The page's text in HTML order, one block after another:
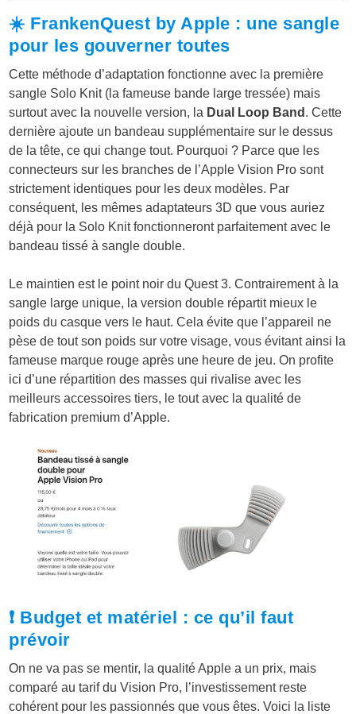
☀️ FrankenQuest by Apple : une sangle
pour les gouverner toutes
Cette méthode d’adaptation fonctionne avec la première
sangle Solo Knit (la fameuse bande large tressée) mais
surtout avec la nouvelle version, la Dual Loop Band . Cette
dernière ajoute un bandeau supplémentaire sur le dessus
de la tête, ce qui change tout. Pourquoi ? Parce que les
connecteurs sur les branches de l’Apple Vision Pro sont
strictement identiques pour les deux modèles. Par
conséquent, les mêmes adaptateurs 3D que vous auriez
déjà pour la Solo Knit fonctionneront parfaitement avec le
bandeau tissé à sangle double.
Le maintien est le point noir du Quest 3. Contrairement à la
sangle large unique, la version double répartit mieux le
poids du casque vers le haut. Cela évite que l’appareil ne
pèse de tout son poids sur votre visage, vous évitant ainsi la
fameuse marque rouge après une heure de jeu. On profite
ici d’une répartition des masses qui rivalise avec les
meilleurs accessoires tiers, le tout avec la qualité de
fabrication premium d’Apple.
❗ Budget et matériel : ce qu’il faut
prévoir
On ne va pas se mentir, la qualité Apple a un prix, mais
comparé au tarif du Vision Pro, l’investissement reste
cohérent pour les passionnés que vous êtes. Voici la liste